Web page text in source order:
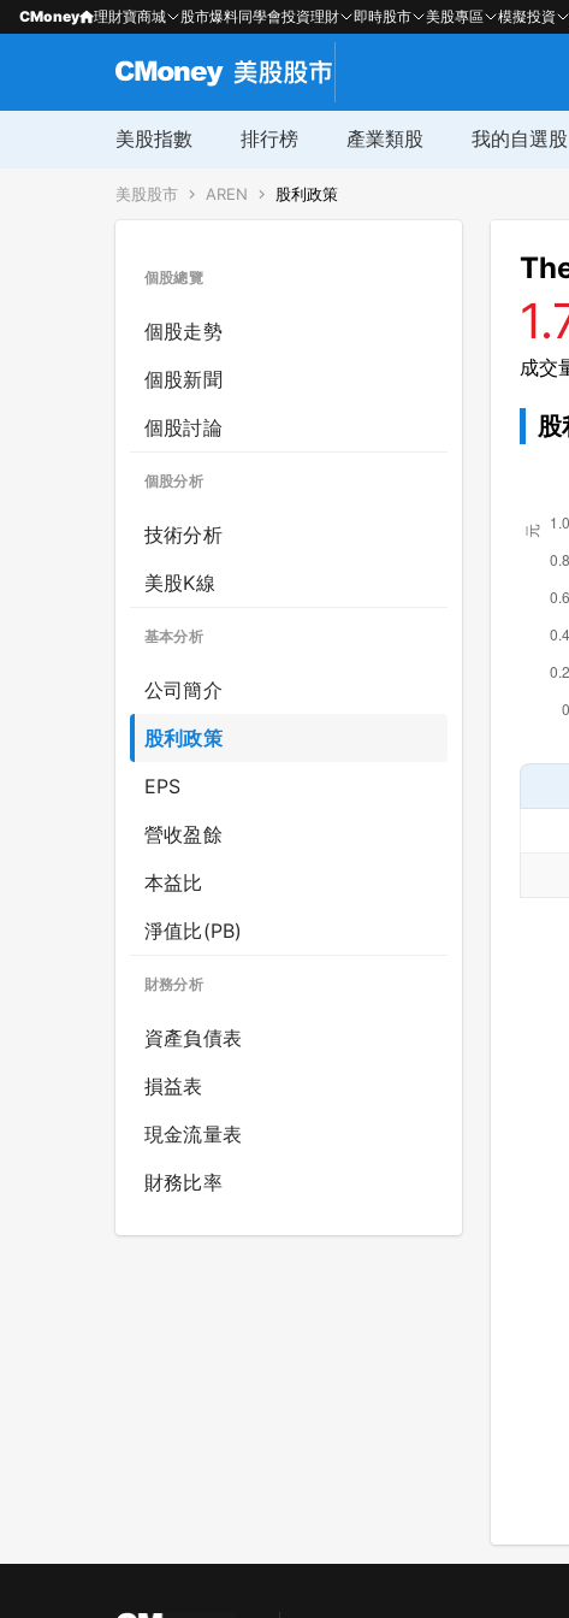
CMoney 理財寶商城 股市爆料同學會投資理財 即時股市 美股專區 模擬投資
美股指數 排行榜 產業類股 我的自選股
美股股市 AREN 股利政策
個股總覽
個股走勢
個股新聞
個股討論
個股分析
技術分析
美股K線
基本分析
公司簡介
股利政策
EPS
營收盈餘
本益比
淨值比(PB)
財務分析
資產負債表
損益表
現金流量表
財務比率
成交
股